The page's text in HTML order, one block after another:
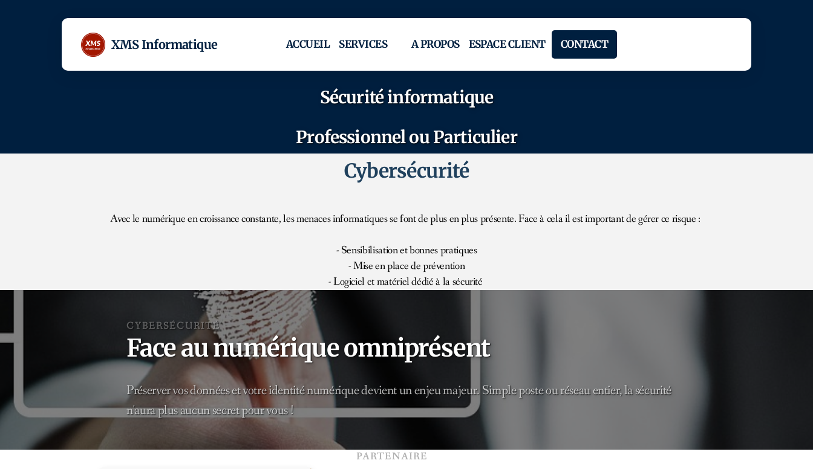
XMS Informatique ACCUEIL SERVICES A PROPOS ESPACE CLIENT CONTACT
Sécurité informatique
Professionnel ou Particulier
Cybersécurité
Avec le numérique en croissance constante, les menaces informatiques se font de plus en plus présente. Face à cela il est important de gérer ce risque :
- Sensibilisation et bonnes pratiques
- Mise en place de prévention
- Logiciel et matériel dédié à la sécurité
CYBERSÉCURITÉ
Face au numérique omniprésent
Préserver vos données et votre identité numérique devient un enjeu majeur. Simple poste ou réseau entier, la sécurité
n'aura plus aucun secret pour vous !
PARTENAIRE